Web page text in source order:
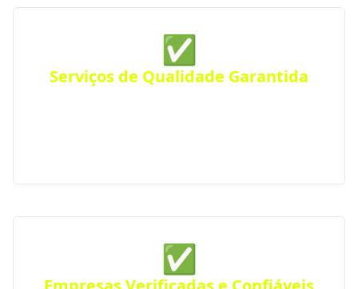
✅
Serviços de Qualidade Garantida
✅